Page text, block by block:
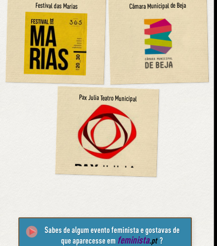
Festival das Marias Câmara Municipal de Beja
Pax Julia Teatro Municipal
Sabes de algum evento feminista e gostavas de
que aparecesse em feminista.pt ?